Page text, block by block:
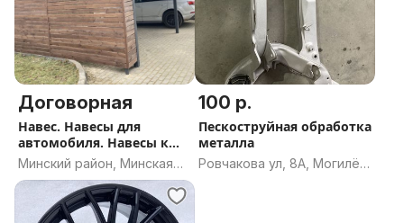
Договорная
Навес. Навесы для
автомобиля. Навесы к
дому.
Минский район, Минская
область
100 р.
Пескоструйная обработка
металла
Ровчакова ул, 8А, Могилёв,